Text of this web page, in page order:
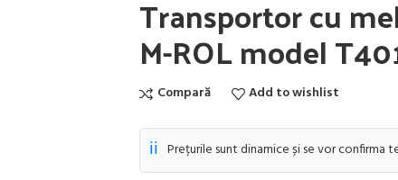
Transportor cu
M-ROL model
Compară Add to wishlist
ℹ️ Prețurile sunt dinamice și se vor